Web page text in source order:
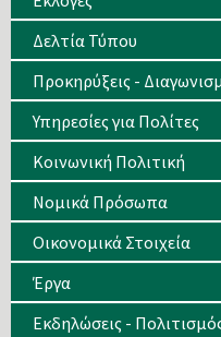
Δελτία Τύπου
Προκηρύξεις -
Υπηρεσίες για Πολίτες
Κοινωνική Πολιτική
Νομικά Πρόσωπα
Οικονομικά Στοιχεία
Έργα
Εκδηλώσεις -